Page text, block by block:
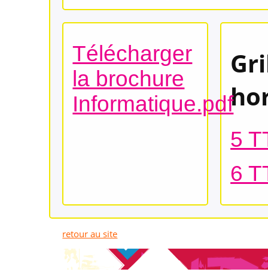
5
6
Télécharger
la brochure
Informatique.pdf
retour au site